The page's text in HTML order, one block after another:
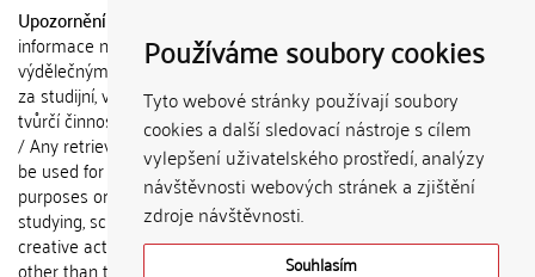
Používáme soubory cookies
Tyto webové stránky používají soubory
cookies a další sledovací nástroje s cílem
vylepšení uživatelského prostředí, analýzy
návštěvnosti webových stránek a zjištění
zdroje návštěvnosti.
Souhlasím
Upozornění / Notice:
informace nemohou být použity k
výdělečným účelům nebo vydávány
za studijní, vědeckou nebo jinou
tvůrčí činnost jiné osoby než autora.
/ Any retrieved information shall not
be used for any commercial
purposes or claimed as results of
studying, scientific or any other
creative activities of any person
other than the author.